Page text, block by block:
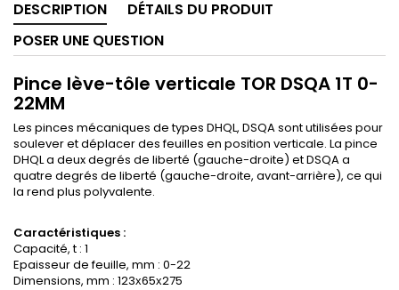
DESCRIPTION
DÉTAILS DU PRODUIT
POSER UNE QUESTION
Pince lève-tôle verticale TOR DSQA 1T 0-
22MM
Les pinces mécaniques de types DHQL, DSQA sont utilisées pour
soulever et déplacer des feuilles en position verticale. La pince
DHQL a deux degrés de liberté (gauche-droite) et DSQA a
quatre degrés de liberté (gauche-droite, avant-arrière), ce qui
la rend plus polyvalente.
Caractéristiques :
Capacité, t : 1
Epaisseur de feuille, mm : 0-22
Dimensions, mm : 123х65х275